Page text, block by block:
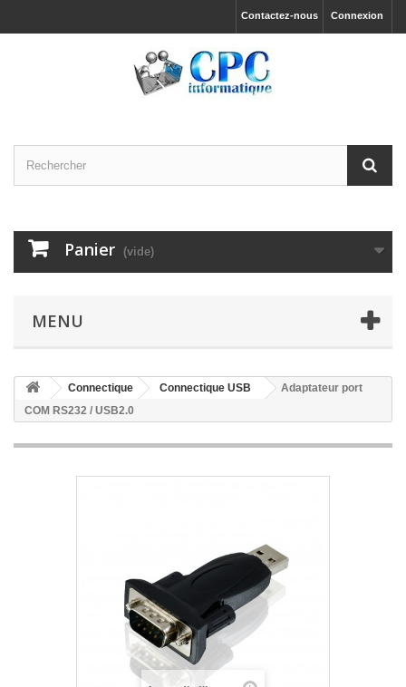
Connexion
Contactez-nous
Panier (vide)
MENU
Connectique Connectique USB
Adaptateur port
COM RS232 / USB2.0